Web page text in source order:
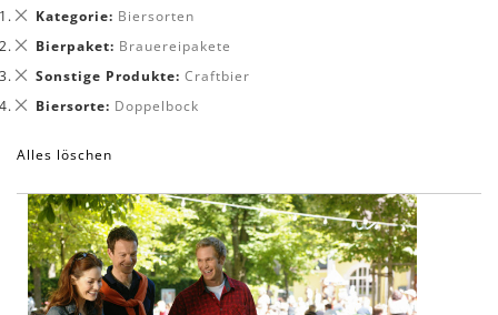
Kategorie Biersorten
Dies
Bierpaket Brauereipakete
Dies
Sonstige Produkte Craftbier
Dies
Biersorte Doppelbock
Dies
Alles löschen